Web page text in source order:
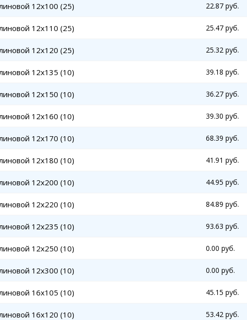
12x100 (25) 22.87 руб.
12x110 (25) 25.47 руб.
12x120 (25) 25.32 руб.
12x135 (10) 39.18 руб.
12x150 (10) 36.27 руб.
12x160 (10) 39.30 руб.
12x170 (10) 68.39 руб.
12x180 (10) 41.91 руб.
12x200 (10) 44.95 руб.
12x220 (10) 84.89 руб.
12x235 (10) 93.63 руб.
12x250 (10) 0.00 руб.
12x300 (10) 0.00 руб.
16x105 (10) 45.15 руб.
16x120 (10) 53.42 руб.